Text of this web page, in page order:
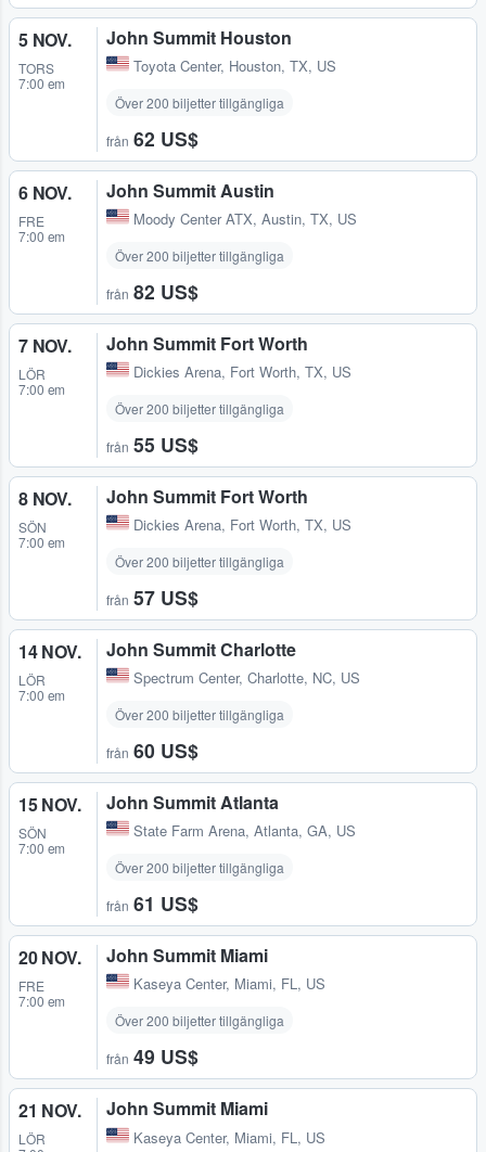
5 NOV.
TORS
7:00 em
John Summit Houston
Toyota Center, Houston, TX, US
Över 200 biljetter tillgängliga
från 62 US$
6 NOV.
FRE
7:00 em
John Summit Austin
Moody Center ATX, Austin, TX, US
Över 200 biljetter tillgängliga
från 82 US$
7 NOV.
LÖR
7:00 em
John Summit Fort Worth
Dickies Arena, Fort Worth, TX, US
Över 200 biljetter tillgängliga
från 55 US$
8 NOV.
SÖN
7:00 em
John Summit Fort Worth
Dickies Arena, Fort Worth, TX, US
Över 200 biljetter tillgängliga
från 57 US$
14 NOV.
LÖR
7:00 em
John Summit Charlotte
Spectrum Center, Charlotte, NC, US
Över 200 biljetter tillgängliga
från 60 US$
15 NOV.
SÖN
7:00 em
John Summit Atlanta
State Farm Arena, Atlanta, GA, US
Över 200 biljetter tillgängliga
från 61 US$
20 NOV.
FRE
7:00 em
John Summit Miami
Kaseya Center, Miami, FL, US
Över 200 biljetter tillgängliga
från 49 US$
21 NOV.
LÖR
John Summit Miami
Kaseya Center, Miami, FL, US